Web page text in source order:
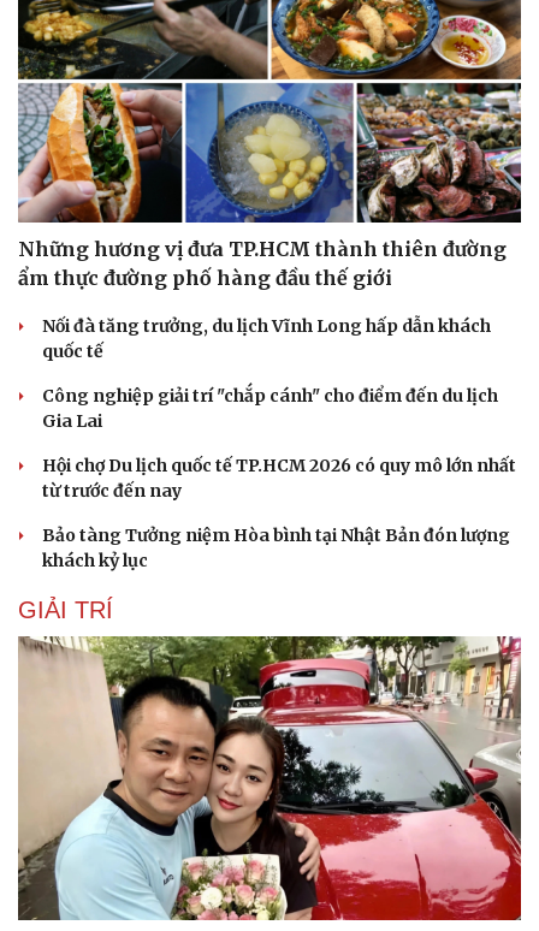
Những hương vị đưa TP.HCM thành thiên đường
ẩm thực đường phố hàng đầu thế giới
Nối đà tăng trưởng, du lịch Vĩnh Long hấp dẫn khách
quốc tế
Công nghiệp giải trí "chắp cánh" cho điểm đến du lịch
Gia Lai
Hội chợ Du lịch quốc tế TP.HCM 2026 có quy mô lớn nhất
từ trước đến nay
Bảo tàng Tưởng niệm Hòa bình tại Nhật Bản đón lượng
khách kỷ lục
GIẢI TRÍ